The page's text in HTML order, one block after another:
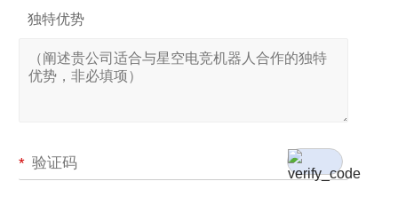
独特优势
*